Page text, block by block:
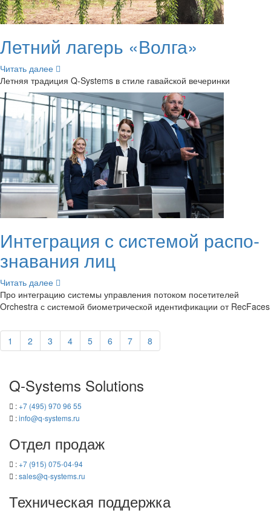
Лет­ний ла­герь «Волга»
Чи­тать далее
Лет­няя тра­ди­ция Q-​Systems в стиле га­вай­ской ве­че­рин­ки
Ин­те­гра­ция с си­сте­мой рас­по­
зна­ва­ния лиц
Чи­тать далее
Про ин­те­гра­цию си­сте­мы управ­ле­ния по­то­ком по­се­ти­те­лей
Orchestra с си­сте­мой био­мет­ри­че­ской иден­ти­фи­ка­ции от RecFaces
1 2 3 4 5 6 7 8
Q-​Systems Solutions
:+7 (495) 970 96 55
:info@q-​systems.ru
Отдел про­даж
:+7 (915) 075-04-94
:sales@q-​systems.ru
Тех­ни­че­ская под­держ­ка